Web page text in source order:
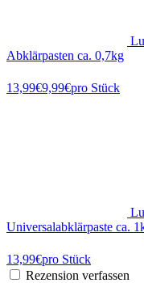
Abklärpasten ca. 0,7kg
9,99€pro Stück
Universalabklärpaste ca.
13,99€pro Stück
Rezension verfassen